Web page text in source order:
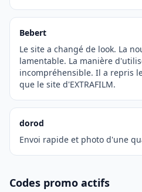
Bebert
Le site a changé de look. La
lamentable. La manière
incompréhensible. Il a repris
que le site d'EXTRAFILM.
dorod
Envoi rapide et photo d'une
Codes promo actifs